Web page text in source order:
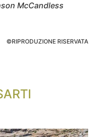
McCandless
©RIPRODUZIONE RISERVATA